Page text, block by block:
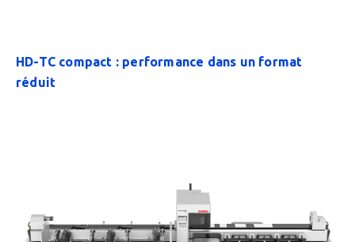
HD-TC compact : performance dans un format
réduit